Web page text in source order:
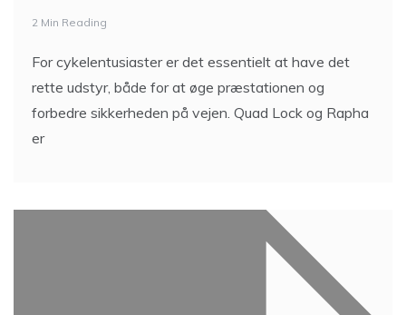
2 Min Reading
For cykelentusiaster er det essentielt at have det
rette udstyr, både for at øge præstationen og
forbedre sikkerheden på vejen. Quad Lock og Rapha
er